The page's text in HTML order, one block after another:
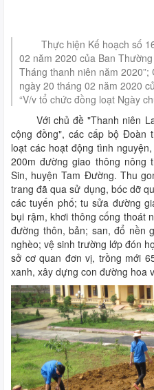
Thực hiện Kế hoạch số
02 năm 2020 của Ban
Tháng thanh niên năm
ngày 20 tháng 02 năm 2020
“V/v tổ chức đồng loạt Ngày
Với chủ đề "Thanh niên
cộng đồng", các cấp bộ Đoàn
loạt các hoạt động tình
200m đường giao thông nông
Sin, huyện Tam Đường. Thu
trang đã qua sử dụng, bóc dỡ
các tuyến phố; tu sửa đường
bụi rậm, khơi thông cống thoát
đường thôn, bản; san, đổ nền
nghèo; vệ sinh trường lớp đón
sở cơ quan đơn vị, trồng mới
xanh, xây dựng con đường